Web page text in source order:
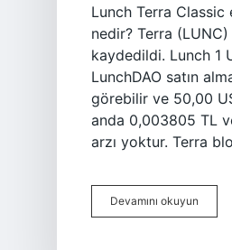
Lunch Terra Classic
nedir? Terra
kaydedildi. Lunch 1
LunchDAO satın
görebilir ve 50,00
anda 0,003805 TL
arzı yoktur. Terra
Devamını okuyun
Kaç